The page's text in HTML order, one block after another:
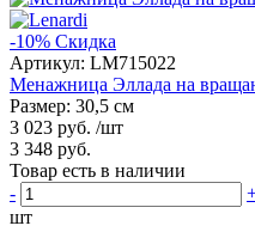
-10% Скидка
Артикул: LM715022
Менажница Эллада на
Размер: 30,5 см
3 023 руб. /шт
3 348 руб.
Товар есть в наличии
-
шт